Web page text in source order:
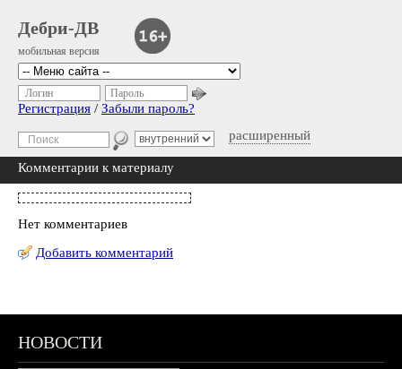
Дебри-ДВ
мобильная версия
расширенный
Логин Пароль
Регистрация / Забыли пароль?
Комментарии к материалу
Нет комментариев
Добавить комментарий
НОВОСТИ